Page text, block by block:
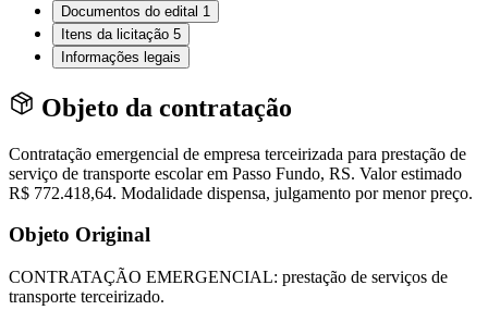
Documentos do edital 1
Itens da licitação 5
Informações legais
Objeto da contratação
Contratação emergencial de empresa terceirizada para prestação de
serviço de transporte escolar em Passo Fundo, RS. Valor estimado
R$ 772.418,64. Modalidade dispensa, julgamento por menor preço.
Objeto Original
CONTRATAÇÃO EMERGENCIAL: prestação de serviços de
transporte terceirizado.